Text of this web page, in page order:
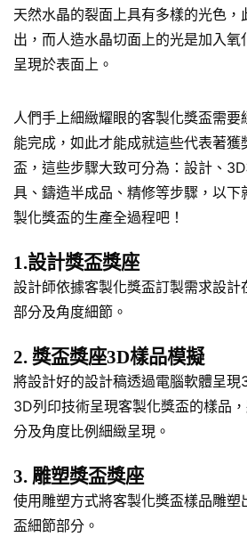
天然水晶的裂面上具有多樣的光色
出，而人造水晶切面上的光是加入
呈現於表面上。
人們手上細緻耀眼的客製化獎盃需要
能完成，如此才能成就這些代表著獲
盃，這些步驟大致可分為：設計、
具、鑄造半成品、精修等步驟，以下
製化獎盃的生產全過程吧！
1.設計獎盃獎座
設計師依據客製化獎盃訂製需求設計
部分及角度細節。
2. 獎盃獎座3D樣品模擬
將設計好的設計稿透過電腦軟體呈
3D列印技術呈現客製化獎盃的樣品
分及角度比例細緻呈現。
3. 雕塑獎盃獎座
使用雕塑方式將客製化獎盃樣品雕塑
盃細節部分。